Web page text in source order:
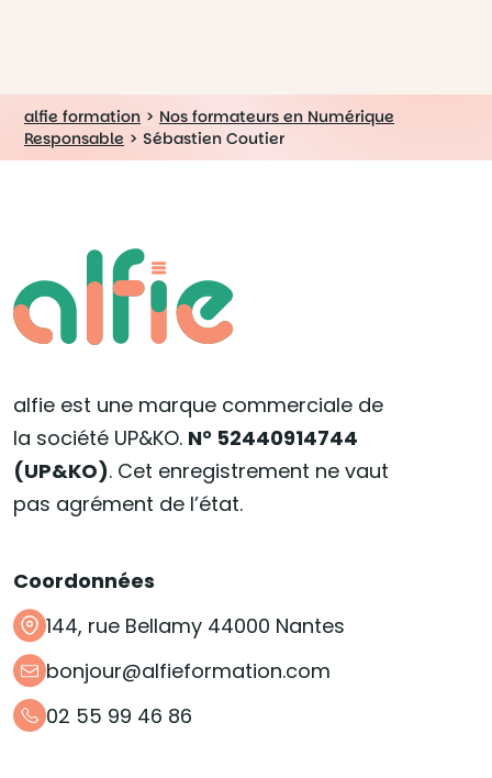
alfie formation > Nos formateurs en Numérique
Responsable > Sébastien Coutier
alfie est une marque commerciale de
la société UP&KO. N° 52440914744
(UP&KO). Cet enregistrement ne vaut
pas agrément de l’état.
Coordonnées
144, rue Bellamy 44000 Nantes
bonjour@alfieformation.com
02 55 99 46 86